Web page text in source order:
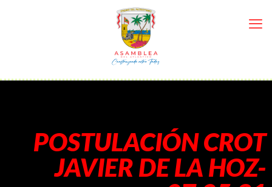
POSTULACIÓN CROT
JAVIER DE LA HOZ-